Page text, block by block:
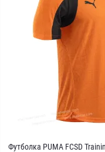
Футболка PUMA FCSD